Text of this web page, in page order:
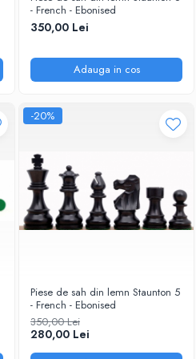
- French - Ebonised
350,00 Lei
Adauga in cos
-20%
Piese de sah din lemn Staunton 5
- French - Ebonised
350,00 Lei
280,00 Lei